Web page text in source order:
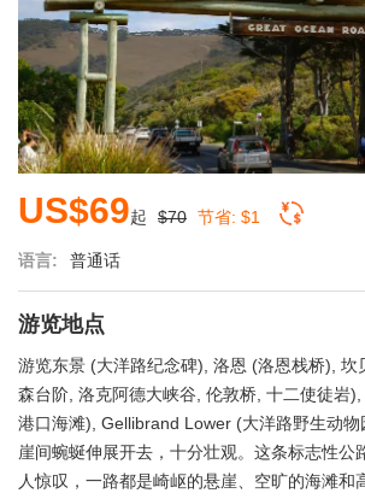
US$69起 $70 节省: $1
语言: 普通话
游览地点
游览东景 (大洋路纪念碑), 洛恩 (洛恩栈桥), 坎
森台阶, 洛克阿德大峡谷, 伦敦桥, 十二使徒岩
港口海滩), Gellibrand Lower (大洋路野生动
崖间蜿蜒伸展开去，十分壮观。这条标志性公
人惊叹，一路都是崎岖的悬崖、空旷的海滩和